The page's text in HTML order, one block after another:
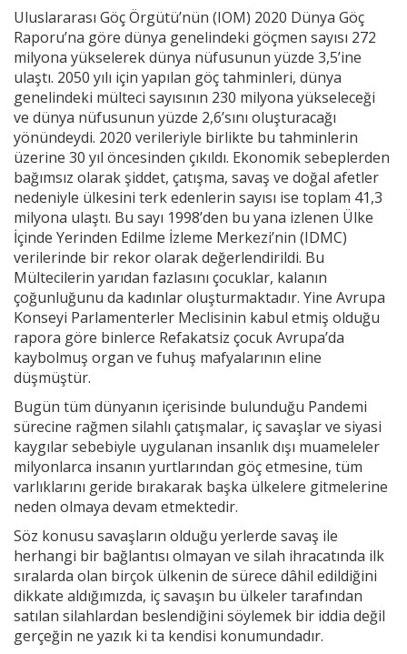
Uluslararası Göç Örgütü’nün (IOM) 2020 Dünya Göç
Raporu’na göre dünya genelindeki göçmen sayısı 272
milyona yükselerek dünya nüfusunun yüzde 3,5’ine
ulaştı. 2050 yılı için yapılan göç tahminleri, dünya
genelindeki mülteci sayısının 230 milyona yükseleceği
ve dünya nüfusunun yüzde 2,6’sını oluşturacağı
yönündeydi. 2020 verileriyle birlikte bu tahminlerin
üzerine 30 yıl öncesinden çıkıldı. Ekonomik sebeplerden
bağımsız olarak şiddet, çatışma, savaş ve doğal afetler
nedeniyle ülkesini terk edenlerin sayısı ise toplam 41,3
milyona ulaştı. Bu sayı 1998’den bu yana izlenen Ülke
İçinde Yerinden Edilme İzleme Merkezi’nin (IDMC)
verilerinde bir rekor olarak değerlendirildi. Bu
Mültecilerin yarıdan fazlasını çocuklar, kalanın
çoğunluğunu da kadınlar oluşturmaktadır. Yine Avrupa
Konseyi Parlamenterler Meclisinin kabul etmiş olduğu
rapora göre binlerce Refakatsiz çocuk Avrupa’da
kaybolmuş organ ve fuhuş mafyalarının eline
düşmüştür.
Bugün tüm dünyanın içerisinde bulunduğu Pandemi
sürecine rağmen silahlı çatışmalar, iç savaşlar ve siyasi
kaygılar sebebiyle uygulanan insanlık dışı muameleler
milyonlarca insanın yurtlarından göç etmesine, tüm
varlıklarını geride bırakarak başka ülkelere gitmelerine
neden olmaya devam etmektedir.
Söz konusu savaşların olduğu yerlerde savaş ile
herhangi bir bağlantısı olmayan ve silah ihracatında ilk
sıralarda olan birçok ülkenin de sürece dâhil edildiğini
dikkate aldığımızda, iç savaşın bu ülkeler tarafından
satılan silahlardan beslendiğini söylemek bir iddia değil
gerçeğin ne yazık ki ta kendisi konumundadır.